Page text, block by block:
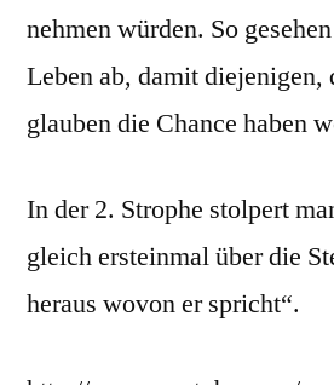
nehmen würden. So
Leben ab, damit diejenigen,
glauben die Chance haben
In der 2. Strophe stolpert
gleich ersteinmal über die
heraus wovon er spricht“.